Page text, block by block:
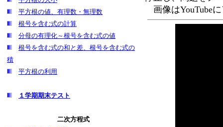
平方根の値、有理数・無理数
根号を含む式の計算
分母の有理化～根号を含む式の値
根号を含む式の和と差、根号を含む式の
積
平方根の利用
１学期期末テスト
二次方程式
画像はYouTube